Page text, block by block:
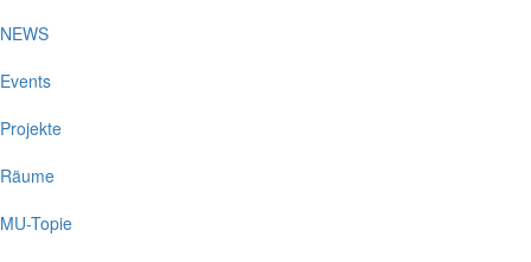
NEWS
Events
Projekte
Räume
MU-Topie